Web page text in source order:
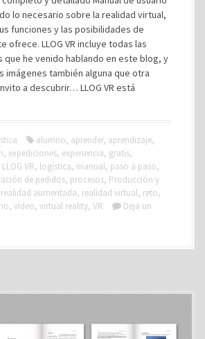
lo necesario sobre la realidad virtual,
funciones y las posibilidades de
ofrece. LLOG VR incluye todas las
que he venido hablando en este blog, y
imágenes también alguna que otra
a descubrir… LLOG VR está
alumno, aprender, aprendizaje,
, expediciones, experiencia, gratis,
LLOG VR, logística, manual, paso a paso,
de pedidos, procesos, Producción y
realidad aumentada, realidad virtual, reto,
, vídeo, virtual reality, VR
Deja un